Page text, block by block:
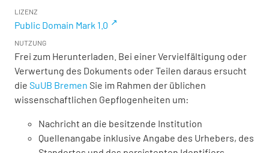
LIZENZ
Public Domain Mark 1.0
NUTZUNG
Frei zum Herunterladen. Bei einer Vervielfältigung oder
Verwertung des Dokuments oder Teilen daraus ersucht
die SuUB Bremen Sie im Rahmen der üblichen
wissenschaftlichen Gepflogenheiten um:
Nachricht an die besitzende Institution
Quellenangabe inklusive Angabe des Urhebers, des